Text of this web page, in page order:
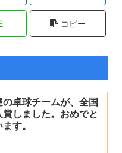
コピー
卓球チームが、全国
賞しました。おめでと
す。